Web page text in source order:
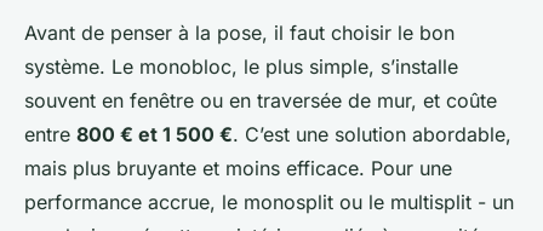
Avant de penser à la pose, il faut choisir le bon
système. Le monobloc, le plus simple, s’installe
souvent en fenêtre ou en traversée de mur, et coûte
entre 800 € et 1 500 €. C’est une solution abordable,
mais plus bruyante et moins efficace. Pour une
performance accrue, le monosplit ou le multisplit - un